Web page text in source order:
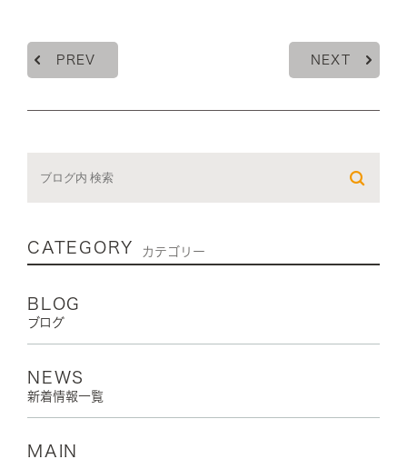
PREV NEXT
CATEGORY カテゴリー
BLOG
ブログ
NEWS
新着情報一覧
MAIN